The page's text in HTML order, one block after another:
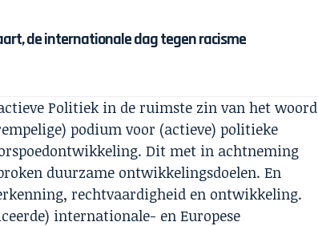
de internationale dag tegen racisme
Politiek in de ruimste zin van het woord
podium voor (actieve) politieke
Dit met in achtneming
duurzame ontwikkelingsdoelen. En
rechtvaardigheid en ontwikkeling.
internationale- en Europese